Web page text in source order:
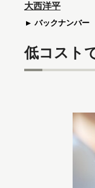
大西洋平
バックナンバー
低コスト